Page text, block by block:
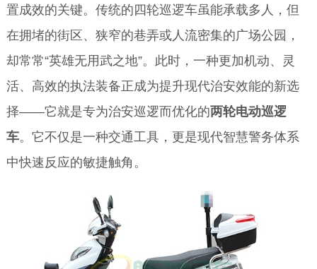
置成效的关键。传统的四轮巡逻车虽能承载多人，但
在拥堵的街区、狭窄的巷弄或人流密集的广场公园，
却常常“英雄无用武之地”。此时，一种更加机动、灵
活、高效的执法装备正成为提升现代治安效能的新选
择——它就是专为治安巡逻而优化的两轮电动巡逻
车。它不仅是一种交通工具，更是现代智慧警务体系
中快速反应的敏捷触角。